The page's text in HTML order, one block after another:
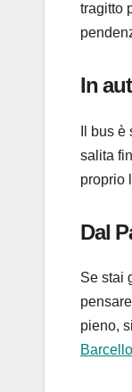
tragitto
In
Il bus
salita
proprio
Dal
Se stai
pieno,